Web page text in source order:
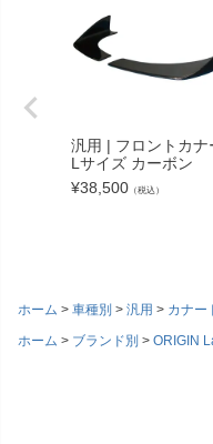
汎用 | フロントカナ
Lサイズ カーボン
¥38,500 （税込）
ホーム 車種別 汎用 カナー
ホーム
ブランド別 ORIGIN